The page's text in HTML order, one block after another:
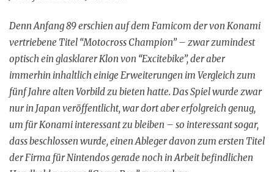
Denn Anfang 89 erschien auf dem Famicom der von Konami
vertriebene Titel “Motocross Champion” – zwar zumindest
optisch ein glasklarer Klon von “Excitebike”, der aber
immerhin inhaltlich einige Erweiterungen im Vergleich zum
fünf Jahre alten Vorbild zu bieten hatte. Das Spiel wurde zwar
nur in Japan veröffentlicht, war dort aber erfolgreich genug,
um für Konami interessant zu bleiben – so interessant sogar,
dass beschlossen wurde, einen Ableger davon zum ersten Titel
der Firma für Nintendos gerade noch in Arbeit befindlichen